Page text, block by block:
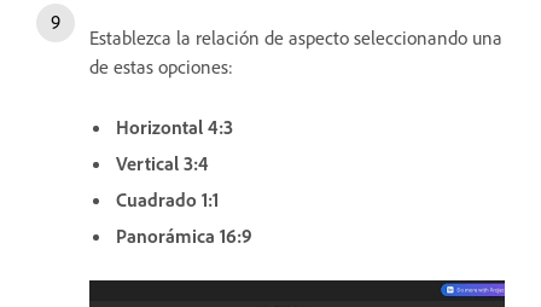
Establezca la relación de aspecto seleccionando una
de estas opciones:
Horizontal 4:3
Vertical 3:4
Cuadrado 1:1
Panorámica 16:9